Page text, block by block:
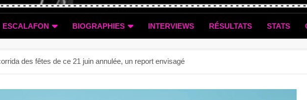
ESCALAFON BIOGRAPHIES INTERVIEWS RÉSULTATS STATS
des fêtes de ce 21 juin annulée, un report envisagé